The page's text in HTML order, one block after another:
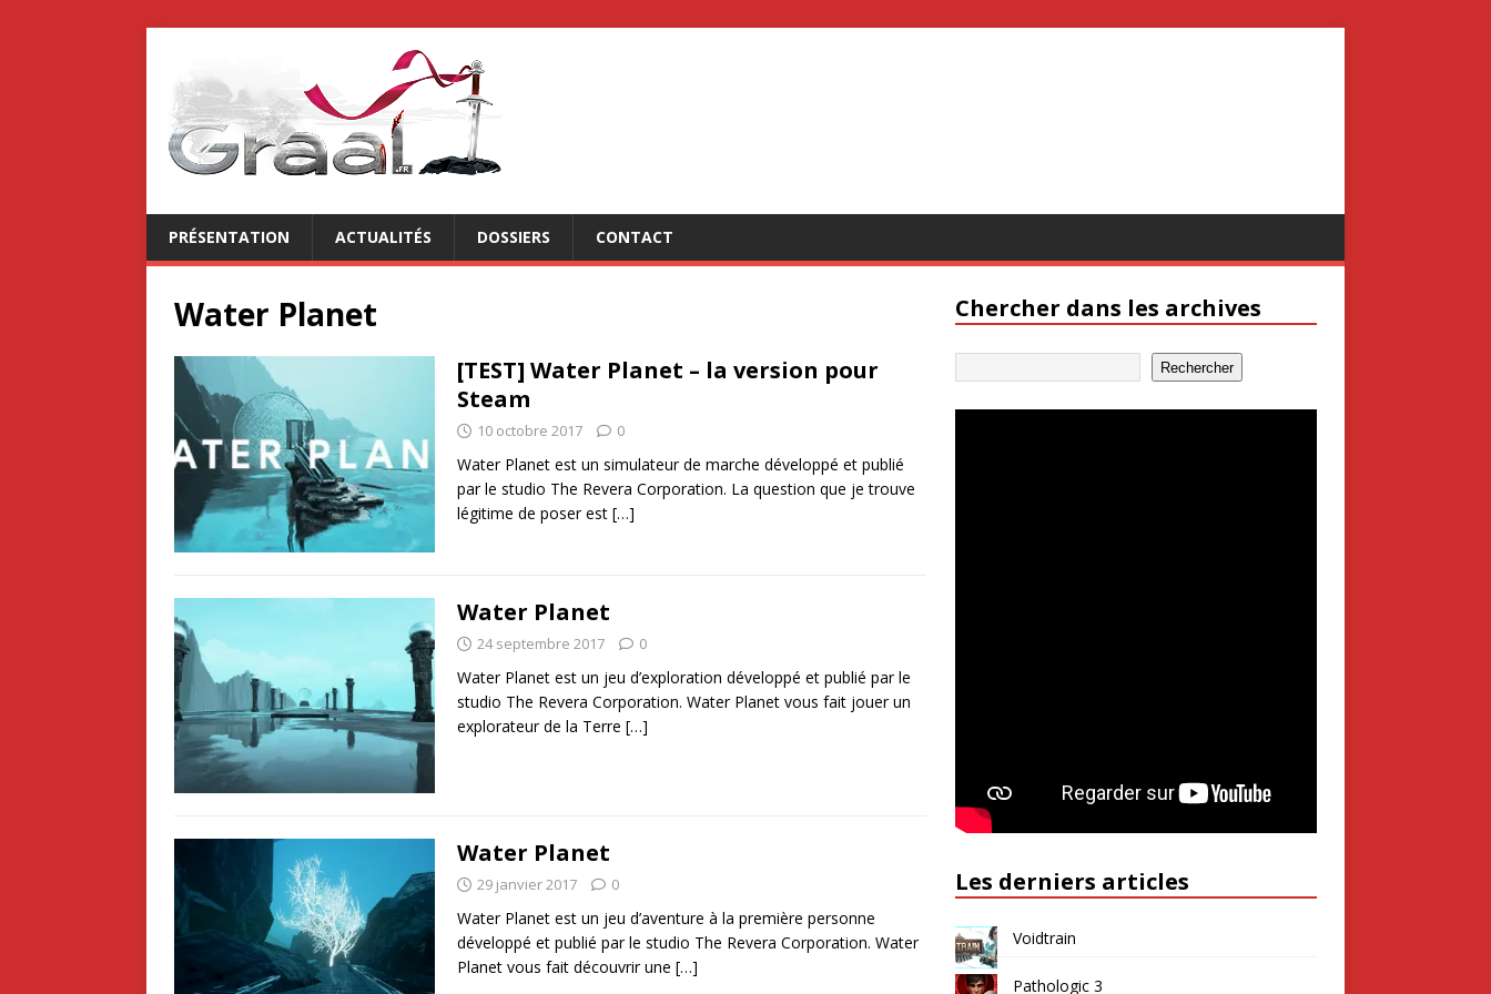
PRÉSENTATION ACTUALITÉS DOSSIERS CONTACT
Water Planet
[TEST] Water Planet – la version pour
Steam
10 octobre 2017 0
Water Planet est un simulateur de marche développé et publié
par le studio The Revera Corporation. La question que je trouve
légitime de poser est […]
Water Planet
24 septembre 2017 0
Water Planet est un jeu d’exploration développé et publié par le
studio The Revera Corporation. Water Planet vous fait jouer un
explorateur de la Terre […]
Water Planet
29 janvier 2017 0
Water Planet est un jeu d’aventure à la première personne
développé et publié par le studio The Revera Corporation. Water
Planet vous fait découvrir une […]
Chercher dans les archives
Rechercher
Les derniers articles
Voidtrain
Pathologic 3